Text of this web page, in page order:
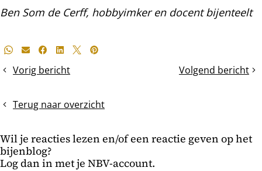
Ben Som de Cerff, hobbyimker en docent bijenteelt
Deel
bericht
Whatsapp
E-mailFacebook
LinkedIn
X Pinterest
Vorig bericht
Meebewegen
de
Volgend bericht
Eind
Terug naar overzicht
Wil je reacties lezen en/of een reactie geven op het
bijenblog?
Log dan in met je NBV-account.